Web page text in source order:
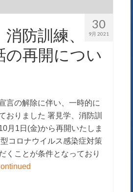
30
9月 2021
防訓練、
の再開につい
言の解除に伴い、一時的に
おりました 署見学、消防訓
月1日(金)から再開いたしま
コロナウイルス感染症対策
くことが条件となっており